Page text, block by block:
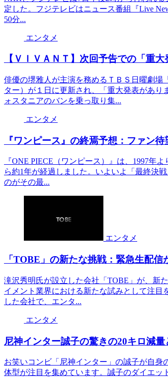
定した。フジテレビはニュース番組『Live
50分...
エンタメ
【ＶＩＶＡＮＴ】次回予告での「重
俳優の堺雅人が主演を務めるＴＢＳ日曜劇場
ター）が１日に更新され、「重大発表があ
ォスタニアのバンを乗っ取り集...
エンタメ
『ワンピース』の終焉予想：ファン
『ONE PIECE（ワンピース）』は、1997年
ら約1年が経過しました。いよいよ「最終決
のがその最...
エンタメ
「TOBE」の新たな挑戦：緊急生配信
滝沢秀明氏が設立した会社「TOBE」が、新
イメント業界における新たな試みとして注
した会社で、エンタ...
エンタメ
尼神インター誠子の驚きの20キロ減
お笑いコンビ「尼神インター」の誠子が自身
体型が注目を集めています。誠子のダイエッ